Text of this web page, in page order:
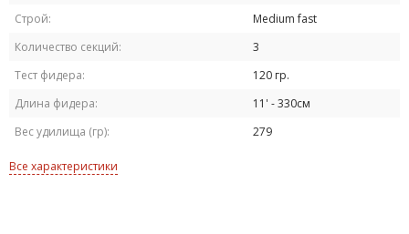
Строй:
Medium fast
Количество секций:
3
Тест фидера:
120 гр.
Длина фидера:
11' - 330см
Вес удилища (гр):
279
Все характеристики